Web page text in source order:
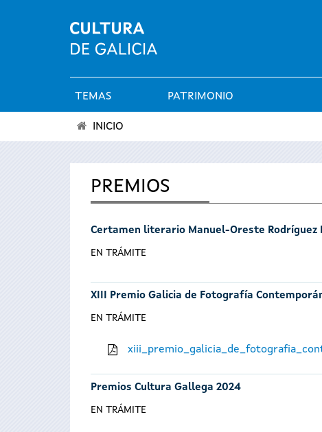
Menú
principal
TEMAS PATRIMONIO
encuentra
aquí
INICIO
PREMIOS
Certamen literario Manuel-Oreste Rodríguez
EN TRÁMITE
XIII Premio Galicia de Fotografía
EN TRÁMITE
Premios Cultura Gallega 2024
EN TRÁMITE